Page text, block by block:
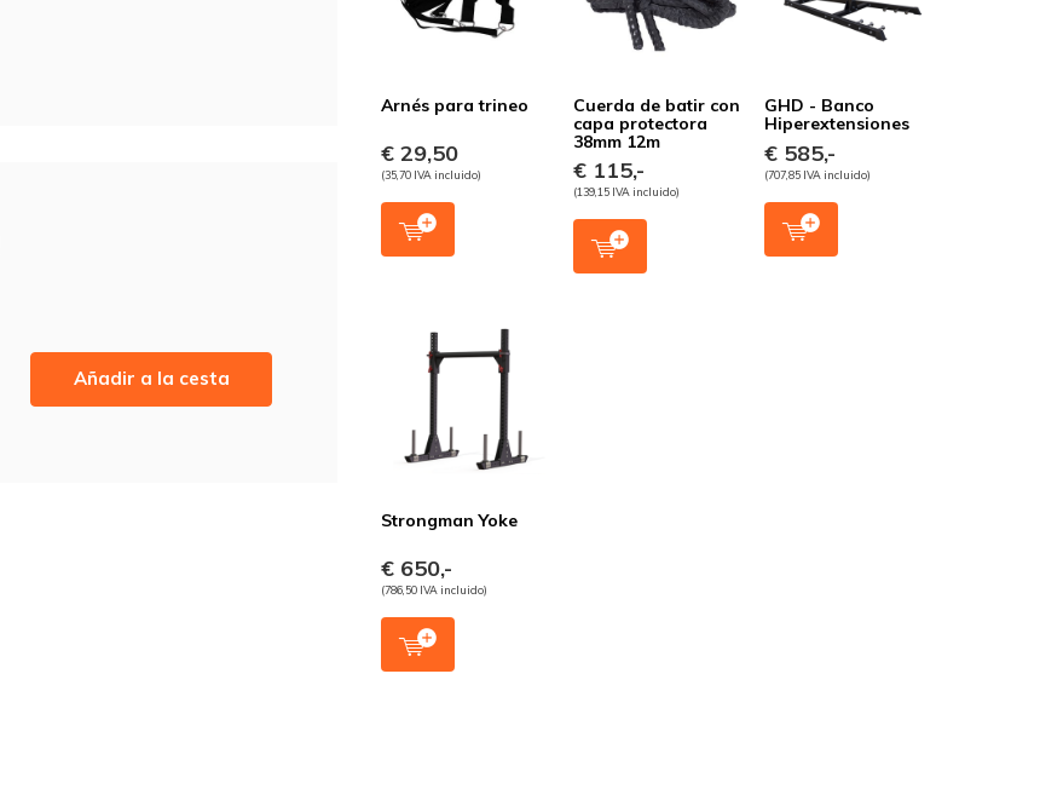
Añadir a la cesta
Arnés para trineo
€ 29,50
(35,70 IVA incluido)
Cuerda de batir con
capa protectora
38mm 12m
€ 115,-
(139,15 IVA incluido)
GHD - Banco
Hiperextensiones
€ 585,-
(707,85 IVA incluido)
Strongman Yoke
€ 650,-
(786,50 IVA incluido)